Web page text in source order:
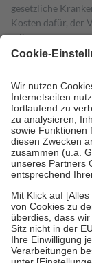
gesetzliche
Kosten dafür, der
mit.
Grundsätzlich
höchstens zehn
Kosten der
Diese Regeln
Bei Heilmitteln
Zuzahlung zehn
Verordnung.
Um das
stärken und die
fallenkeine
• Kindern und
mit Ausnahme der
• Untersuchungen
GKV getragen